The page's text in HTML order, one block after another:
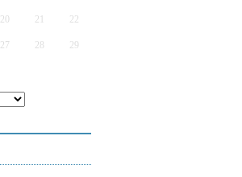
20 21 22
27 28 29